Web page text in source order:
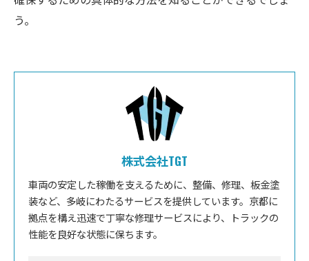
う。
株式会社TGT
車両の安定した稼働を支えるために、整備、修理、板金塗
装など、多岐にわたるサービスを提供しています。京都に
拠点を構え迅速で丁寧な修理サービスにより、トラックの
性能を良好な状態に保ちます。